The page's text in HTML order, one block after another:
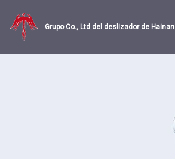
Grupo Co., Ltd del deslizador de Hainan